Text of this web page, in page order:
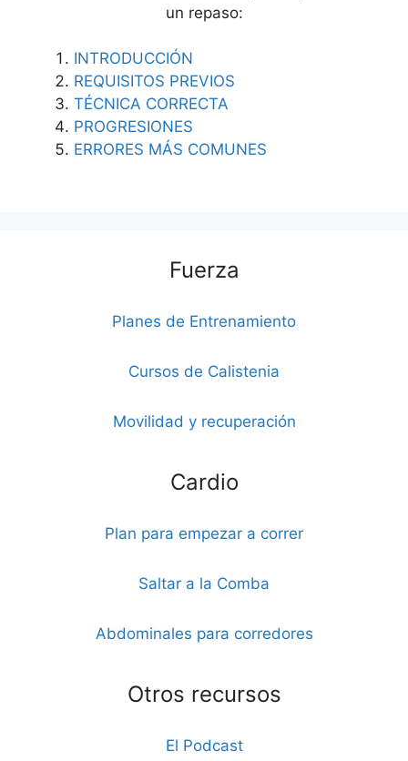
un repaso:
INTRODUCCIÓN
REQUISITOS PREVIOS
TÉCNICA CORRECTA
PROGRESIONES
ERRORES MÁS COMUNES
Fuerza
Planes de Entrenamiento
Cursos de Calistenia
Movilidad y recuperación
Cardio
Plan para empezar a correr
Saltar a la Comba
Abdominales para corredores
Otros recursos
El Podcast